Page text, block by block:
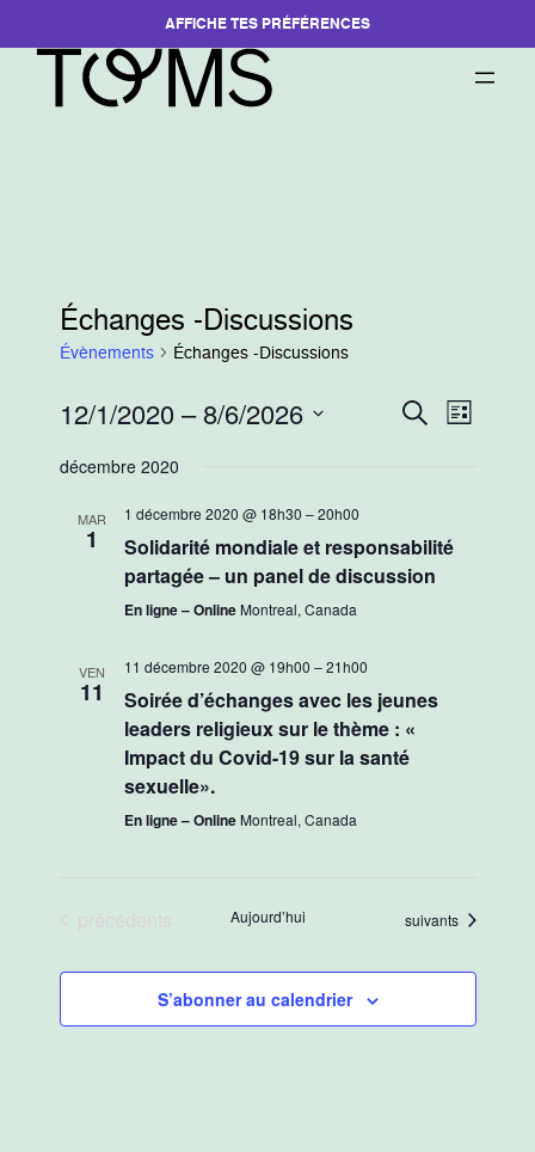
AFFICHE TES PRÉFÉRENCES
Échanges -Discussions
Évènements Échanges -Discussions
Recherche
Évènements
Recherche
Liste
12/1/2020 – 8/6/2026
une
décembre 2020
MAR
1
1 décembre 2020 @ 18h30 –20h00
Solidarité mondiale et responsabilité
partagée – un panel de discussion
En ligne – Online Montreal, Canada
VEN
11
11 décembre 2020 @ 19h00 –21h00
Soirée d’échanges avec les jeunes
leaders religieux sur le thème : «
Impact du Covid-19 sur la santé
sexuelle».
En ligne – Online Montreal, Canada
Aujourd’hui Évènements
suivants
S’abonner au calendrier